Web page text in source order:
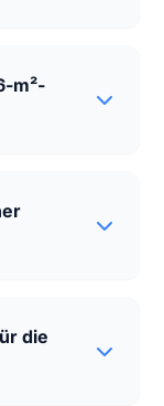
m²-
die